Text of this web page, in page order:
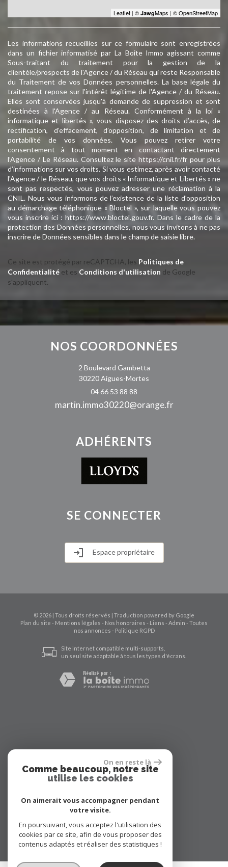
Leaflet | © JawgMaps | © OpenStreetMap
Les informations recueillies sur ce formulaire sont enregistrées
dans un fichier informatisé par La Boite Immo agissant comme
Sous-traitant du traitement pour la gestion de la
clientèle/prospects de l'Agence / du Réseau qui reste Responsable
du Traitement de vos Données personnelles. La base légale du
traitement repose sur l'intérêt légitime de l'Agence / du Réseau.
Elles sont conservées jusqu'à demande de suppression et sont
destinées à l'Agence / au Réseau. Conformément à la loi «
informatique et libertés », vous disposez des droits d’accès, de
rectification, d’effacement, d’opposition, de limitation et de
portabilité de vos données. Vous pouvez retirer votre
consentement à tout moment en contactant directement
l’Agence / Le Réseau. Consultez le sitehttps://cnil.fr/fr pour plus
d’informations sur vos droits. Si vous estimez, après avoir contacté
l'Agence / le Réseau, que vos droits « Informatique et Libertés » ne
sont pas respectés, vous pouvez adresser une réclamation à la
CNIL. Nous vous informons de l’existence de la liste d'opposition
au démarchage téléphonique « Bloctel », sur laquelle vous pouvez
vous inscrire ici :https://www.bloctel.gouv.fr. Dans le cadre de la
protection des Données personnelles, nous vous invitons à ne pas
inscrire de Données sensibles dans le champ de saisie libre.
Ce site est protégé par reCAPTCHA, les Politiques de
Confidentialité et es Conditions d'utilisation de Google
s'appliquent.
NOS COORDONNÉES
2 Boulevard Gambetta
30220 Aigues-Mortes
04 66 53 88 88
martin.immo30220@orange.fr
ADHÉRENTS
SE CONNECTER
Espace propriétaire
© 2026 | Tous droits réservés | Traduction powered by Google
Plan du site - Mentions légales - Nos honoraires - Liens - Admin - Toutes
nos annonces - Politique RGPD
Site internet compatible multi-supports,
un seul site adaptable à tous les types d'écrans.
On en reste là
Comme beaucoup, notre site
utilise les cookies
On aimerait vous accompagner pendant
votre visite.
En poursuivant, vous acceptez l'utilisation des
cookies par ce site, afin de vous proposer des
contenus adaptés et réaliser des statistiques !